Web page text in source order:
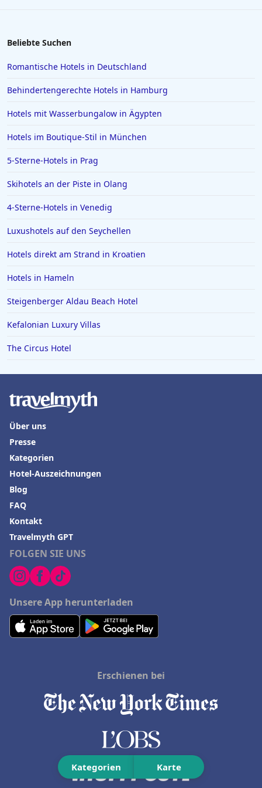
Hotels in Barcelona
Hotels auf Gran Canaria
Hotels in Zell am See
Hotels in Würzburg
Hotels in Borkum
Hotels in Bregenz
Hotels in Paguera
Hotels in Achen See
Hotels in Marburg Biedenkopf
Hotels in Cochem
Hotels in Karibische Inseln
Hotels in Boppard
Kategorien Karte
Beliebte Suchen
Romantische Hotels in Deutschland
Behindertengerechte Hotels in Hamburg
Hotels mit Wasserbungalow in Ägypten
Hotels im Boutique-Stil in München
5-Sterne-Hotels in Prag
Skihotels an der Piste in Olang
4-Sterne-Hotels in Venedig
Luxushotels auf den Seychellen
Hotels direkt am Strand in Kroatien
Hotels in Hameln
Steigenberger Aldau Beach Hotel
Kefalonian Luxury Villas
The Circus Hotel
FOLGEN SIE UNS
Unsere App herunterladen
Über uns
Presse
Kategorien
Hotel-Auszeichnungen
Blog
FAQ
Kontakt
Travelmyth GPT
Erschienen bei